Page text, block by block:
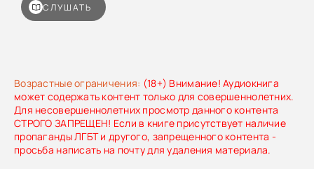
Возрастные ограничения: (18+) Внимание! Аудиокнига
может содержать контент только для совершеннолетних.
Для несовершеннолетних просмотр данного контента
СТРОГО ЗАПРЕЩЕН! Если в книге присутствует наличие
пропаганды ЛГБТ и другого, запрещенного контента -
просьба написать на почту для удаления материала.
СЛУШАТЬ